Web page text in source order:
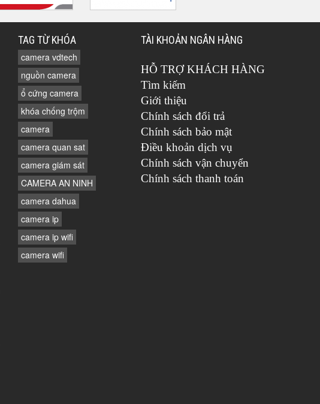
TAG TỪ KHÓA
camera vdtech
nguồn camera
ổ cứng camera
khóa chống trộm
camera
camera quan sat
camera giám sát
CAMERA AN NINH
camera dahua
camera ip
camera ip wifi
camera wifi
TÀI KHOẢN NGÂN HÀNG
HỖ TRỢ KHÁCH HÀNG
Tìm kiếm
Giới thiệu
Chính sách đổi trả
Chính sách bảo mật
Điều khoản dịch vụ
Chính sách vận chuyển
Chính sách thanh toán